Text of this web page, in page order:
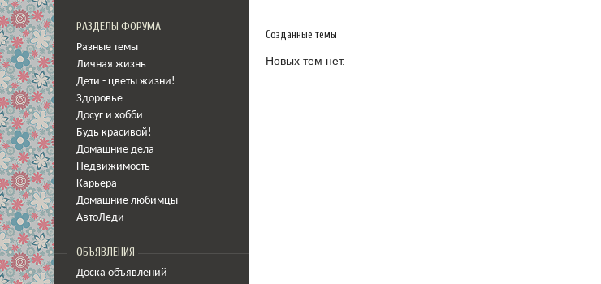
РАЗДЕЛЫ ФОРУМА
Разные темы
Личная жизнь
Дети - цветы жизни!
Здоровье
Досуг и хобби
Будь красивой!
Домашние дела
Недвижимость
Карьера
Домашние любимцы
АвтоЛеди
ОБЪЯВЛЕНИЯ
Доска объявлений
Созданные темы
Новых тем нет.